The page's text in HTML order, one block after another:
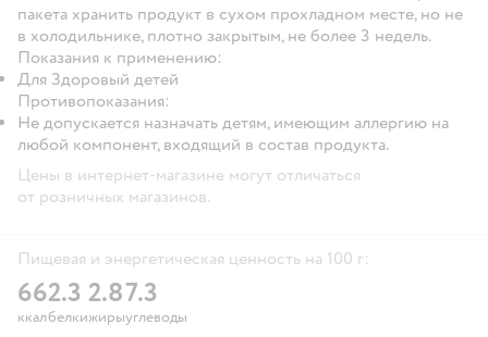
пакета хранить продукт в сухом прохладном месте, но не
в холодильнике, плотно закрытым, не более 3 недель.
Показания к применению:
Для Здоровый детей
Противопоказания:
Не допускается назначать детям, имеющим аллергию на
любой компонент, входящий в состав продукта.
Цены в интернет-магазине могут отличаться
от розничных магазинов.
Пищевая и энергетическая ценность на 100 г:
66
ккал
2.3
белки
2.8
жиры
7.3
углеводы